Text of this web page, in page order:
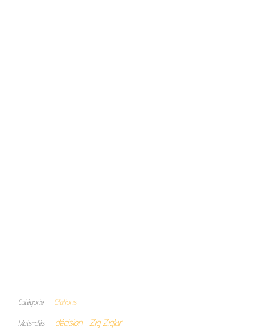
Catégorie Citations
Mots-clés décision Zig Ziglar